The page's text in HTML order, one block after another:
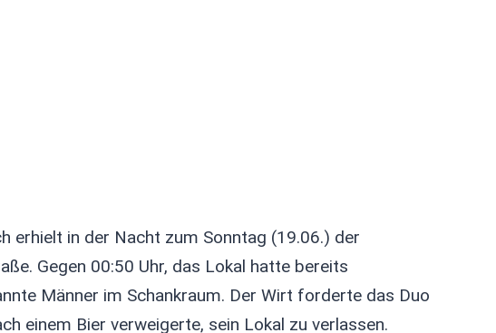
erhielt in der Nacht zum Sonntag (19.06.) der
Gegen 00:50 Uhr, das Lokal hatte bereits
Männer im Schankraum. Der Wirt forderte das Duo
einem Bier verweigerte, sein Lokal zu verlassen.